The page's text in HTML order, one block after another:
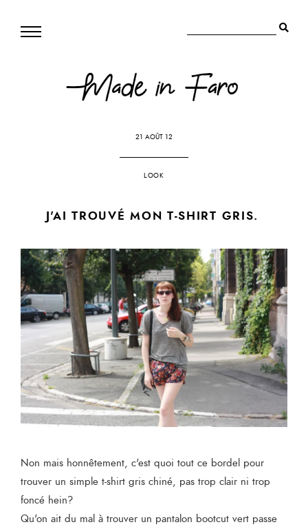
21 AOÛT 12
LOOK
J'AI TROUVÉ MON T-SHIRT GRIS.
Non mais honnêtement, c'est quoi tout ce bordel pour
trouver un simple t-shirt gris chiné, pas trop clair ni trop
foncé hein?
Qu'on ait du mal à trouver un pantalon bootcut vert passe